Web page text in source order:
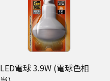
LED電球 3.9W (電球色相